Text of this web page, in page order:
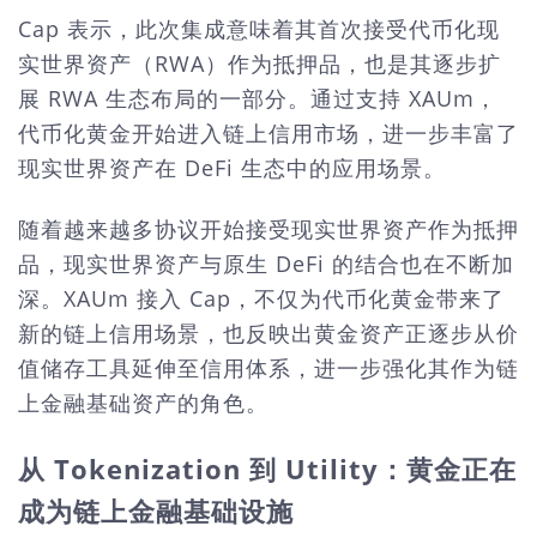
Cap 表示，此次集成意味着其首次接受代币化现
实世界资产（RWA）作为抵押品，也是其逐步扩
展 RWA 生态布局的一部分。通过支持 XAUm，
代币化黄金开始进入链上信用市场，进一步丰富了
现实世界资产在 DeFi 生态中的应用场景。
随着越来越多协议开始接受现实世界资产作为抵押
品，现实世界资产与原生 DeFi 的结合也在不断加
深。XAUm 接入 Cap，不仅为代币化黄金带来了
新的链上信用场景，也反映出黄金资产正逐步从价
值储存工具延伸至信用体系，进一步强化其作为链
上金融基础资产的角色。
从 Tokenization 到 Utility：黄金正在
成为链上金融基础设施